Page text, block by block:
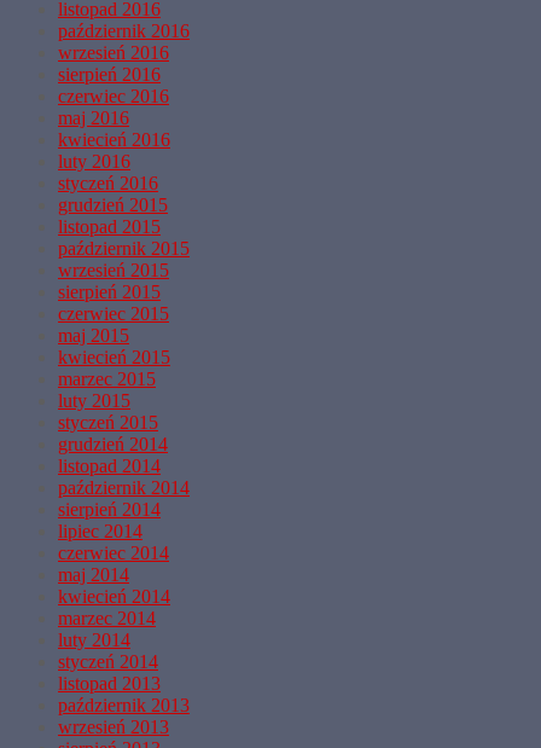
listopad 2016
październik 2016
wrzesień 2016
sierpień 2016
czerwiec 2016
maj 2016
kwiecień 2016
luty 2016
styczeń 2016
grudzień 2015
listopad 2015
październik 2015
wrzesień 2015
sierpień 2015
czerwiec 2015
maj 2015
kwiecień 2015
marzec 2015
luty 2015
styczeń 2015
grudzień 2014
listopad 2014
październik 2014
sierpień 2014
lipiec 2014
czerwiec 2014
maj 2014
kwiecień 2014
marzec 2014
luty 2014
styczeń 2014
listopad 2013
październik 2013
wrzesień 2013